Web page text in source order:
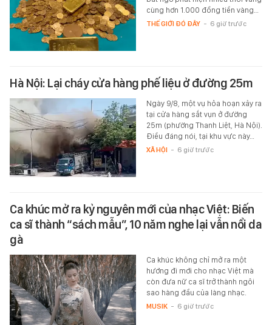
cùng hơn 1.000 đồng tiền vàng…
THẾ GIỚI ĐÓ ĐÂY - 6 giờ trước
Hà Nội: Lại cháy cửa hàng phế liệu ở đường 25m
Ngày 9/8, một vụ hỏa hoạn xảy ra
tại cửa hàng sắt vụn ở đường
25m (phường Thanh Liệt, Hà Nội).
Điều đáng nói, tại khu vực này…
XÃ HỘI - 6 giờ trước
Ca khúc mở ra kỷ nguyên mới của nhạc Việt: Biến
ca sĩ thành “sách mẫu”, 10 năm nghe lại vẫn nổi da
gà
Ca khúc không chỉ mở ra một
hướng đi mới cho nhạc Việt mà
còn đưa nữ ca sĩ trở thành ngôi
sao hàng đầu của làng nhạc.
MUSIK - 6 giờ trước